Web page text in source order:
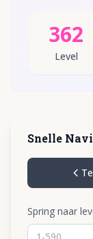
362
Level
Snelle
Spring naar